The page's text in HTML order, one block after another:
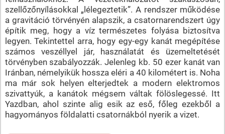
szellőzőnyílásokkal „lélegeztetik”. A rendszer működése
a gravitáció törvényén alapszik, a csatornarendszert úgy
építik meg, hogy a víz természetes folyása biztosítva
legyen. Tekintettel arra, hogy egy-egy kanát megépítése
számos veszéllyel jár, használatát és üzemeltetését
törvényben szabályozzák. Jelenleg kb. 50 ezer kanát van
Iránban, némelyikük hossza eléri a 40 kilométert is. Noha
ma már sok helyen elterjedtek a modern elektromos
szivattyúk, a kanátok mégsem váltak fölöslegessé. Itt
Yazdban, ahol szinte alig esik az eső, főleg ezekből a
hagyományos földalatti csatornákból nyerik a vizet.